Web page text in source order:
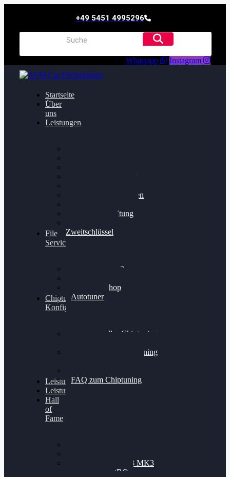
+49 5451 4995296
Whatsapp Instagram
Startseite
Über
uns
Leistungen
Getriebeoptimierung
Bremsscheiben planen
Felgenaufbereitung
Zweitschlüssel
File
Service
Alientech Kess3
Alientech Shop
Autotuner
Chiptuning
Konfigurator
Professionelles Chiptuning
Professionelles Chiptuning
FAQ zum Chiptuning
Leistungsmessung
Leistungsprüfstand
Hall
of
Fame
Nissan GT-R35 3.8 MK3
V6 TWINTURBO